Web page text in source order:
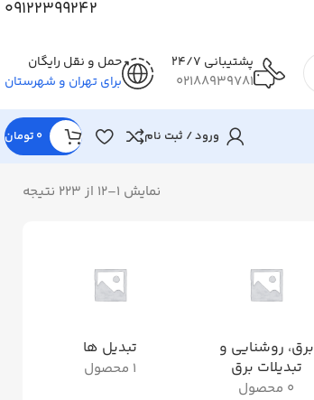
09122399242
پشتیبانی 24/7
02188939781
حمل و نقل رایگان
برای تهران و شهرستان
ورود / ثبت نام 0 تومان
نمایش 1–12 از 223 نتیجه
برق، روشنایی و
تبدیلات برق
0 محصول
تبدیل ها
1 محصول